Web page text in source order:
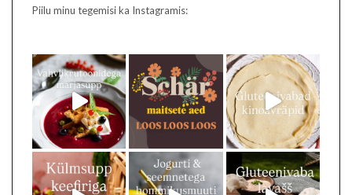
Piilu minu tegemisi ka Instagramis: